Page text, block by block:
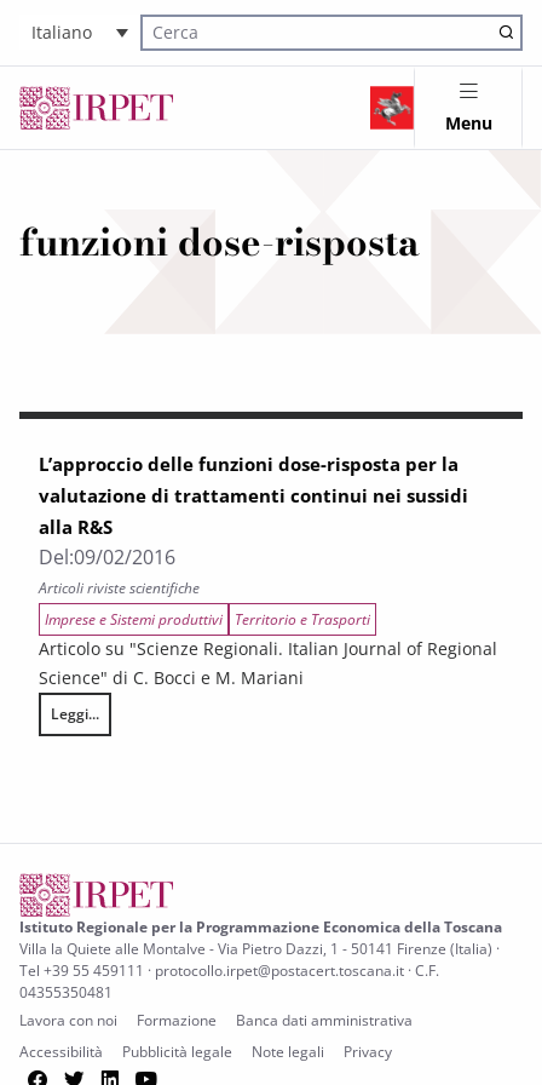
Italiano
Cerca nel sito
Menu
funzioni dose-risposta
L’approccio delle funzioni dose-risposta per la
valutazione di trattamenti continui nei sussidi
alla R&S
Del:09/02/2016
Articoli riviste scientifiche
Imprese e Sistemi produttivi
Territorio e Trasporti
Articolo su "Scienze Regionali. Italian Journal of Regional
Science" di C. Bocci e M. Mariani
Leggi...
L’approccio delle funzioni dose-risposta per la valutazione di
Istituto Regionale per la Programmazione Economica della Toscana
Villa la Quiete alle Montalve - Via Pietro Dazzi, 1 - 50141 Firenze (Italia) ·
Tel +39 55 459111 · protocollo.irpet@postacert.toscana.it · C.F.
04355350481
Lavora con noi
Formazione
Banca dati amministrativa
Accessibilità
Pubblicità legale Note legali Privacy
Facebook
TwitterLinkedIn